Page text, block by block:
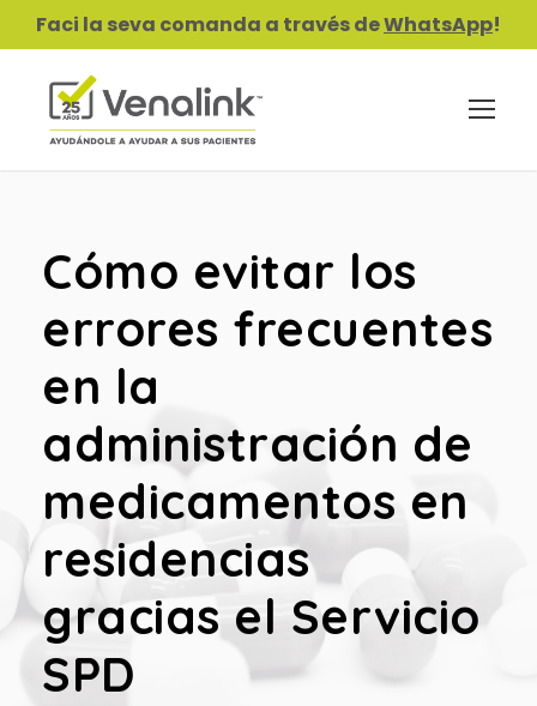
Faci la seva comanda a través deWhatsApp!
Cómo evitar los
errores frecuentes
en la
administración de
medicamentos en
residencias
gracias el Servicio
SPD